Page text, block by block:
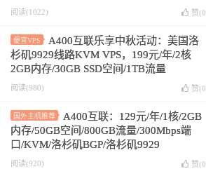
VPS年付168元或218元
阅读(1022) 赞(0
便宜VPS
A400互联乐享中秋活动：美国洛
杉矶9929线路KVM VPS，199元/年/2核
2GB内存/30GB SSD空间/1TB流量
@100Mbps端口
阅读(980) 赞(0
国外主机推荐
A400互联：129元/年/1核/2GB
内存/50GB空间/800GB流量/300Mbps端
口/KVM/洛杉矶BGP/洛杉矶9929
阅读(920) 赞(0